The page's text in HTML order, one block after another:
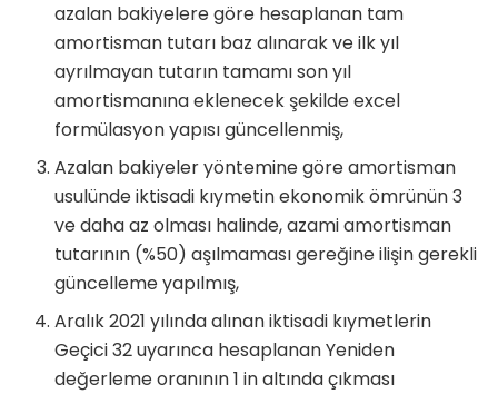
azalan bakiyelere göre hesaplanan tam
amortisman tutarı baz alınarak ve ilk yıl
ayrılmayan tutarın tamamı son yıl
amortismanına eklenecek şekilde excel
formülasyon yapısı güncellenmiş,
Azalan bakiyeler yöntemine göre amortisman
usulünde iktisadi kıymetin ekonomik ömrünün 3
ve daha az olması halinde, azami amortisman
tutarının (%50) aşılmaması gereğine ilişin gerekli
güncelleme yapılmış,
Aralık 2021 yılında alınan iktisadi kıymetlerin
Geçici 32 uyarınca hesaplanan Yeniden
değerleme oranının 1 in altında çıkması